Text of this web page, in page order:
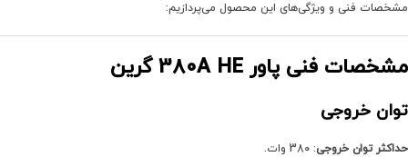
مشخصات فنی و ویژگی‌های این محصول می‌پردازیم:
مشخصات فنی پاور 380A HE گرین
توان خروجی
حداکثر توان خروجی: 380 وات.